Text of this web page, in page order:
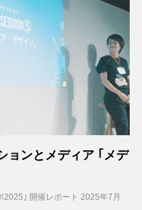
ョンとメディア ｢メデ
｣ 開催レポート 2025年7月